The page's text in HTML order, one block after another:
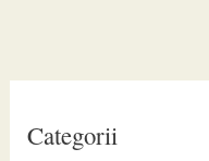
Categorii